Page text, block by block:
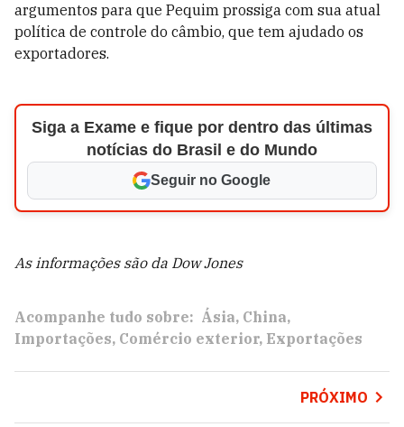
argumentos para que Pequim prossiga com sua atual
política de controle do câmbio, que tem ajudado os
exportadores.
Siga a Exame e fique por dentro das últimas
notícias do Brasil e do Mundo
Seguir no Google
As informações são da Dow Jones
Acompanhe tudo sobre: Ásia China
Importações Comércio exterior Exportações
PRÓXIMO